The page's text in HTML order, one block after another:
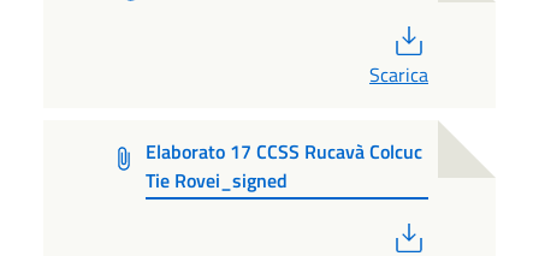
Scarica
Elaborato 17 CCSS Rucavà Colcuc
Tie Rovei_signed